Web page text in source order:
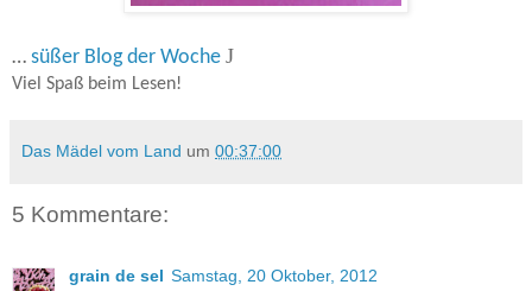
… süßer Blog der Woche J
Viel Spaß beim Lesen!
Das Mädel vom Land um 00:37:00
5 Kommentare:
grain de sel Samstag, 20 Oktober, 2012